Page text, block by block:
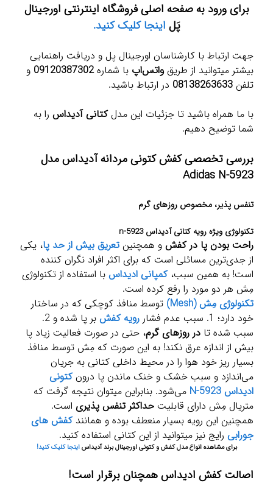
برای ورود به صفحه اصلی فروشگاه اینترنتی اورجینال
پَل اینجا کلیک کنید.
جهت ارتباط با کارشناسان اورجینال پل و دریافت راهنمایی
بیشتر میتوانید از طریقواتس‌اپ با شماره09120387302 و
تلفن 08138263633 در ارتباط باشید.
با ما همراه باشید تا جزئیات این مدلکتانی آدیداس را به
شما توضیح دهیم.
بررسی تخصصی کفش کتونی مردانه آدیداس مدل
Adidas N-5923
تنفس پذیر، مخصوص روزهای گرم
تکنولوژی ویژه رویه کتانی آدیداس n-5923
راحت بودن پا در کفش و همچنین تعریق بیش از حد پا، یکی
از جدی‌ترین مسائلی است که برای اکثر افراد نگران کننده
است! به همین سبب،کمپانی ادیداس با استفاده از تکنولوژی
مِش هر دو مورد را رفع کرده است.
تکنولوژی مِش (Mesh)
توسط منافذ کوچکی که در ساختار
خود دارد؛ 1. سبب عدم فشار
رویه کفش
بر پا شده و 2.
سبب شده تا در روزهای گرم، حتی در صورت فعالیت زیاد پا
بیش از اندازه عرق نکند! به این صورت که مِش توسط منافذ
بسیار ریز خود هوا را در محیط داخلی کتانی به جریان
می‌اندازد و سبب خشک و خنک ماندن پا درونکتونی
ادیداس N-5923
می‌شود. بنابراین میتوان نتیجه گرفت که
متریال مِش دارای قابلیت حداکثر تنفس پذیری است.
همچنین این رویه بسیار منعطف بوده و همانندکفش های
جورابی رایج نیز میتوانید از این کتانی استفاده کنید.
برای مشاهده انواع مدل کفش و کتونی اورجینال برند آدیداساینجا کلیک کنید!
اصالت کفش ادیداس همچنان برقرار است!